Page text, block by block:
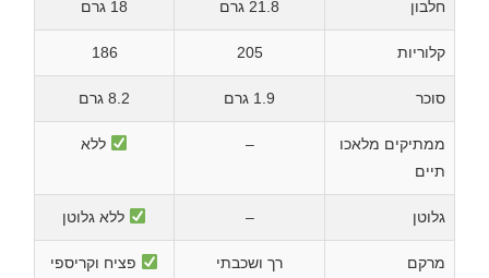
חלבון 21.8 גרם 18 גרם
קלוריות 205
186
סוכר 1.9 גרם 8.2 גרם
ממתיקים מלאכו
תיים
– ללא
גלוטן – ללא גלוטן
מרקם רך ושכבתי פציח וקריספי